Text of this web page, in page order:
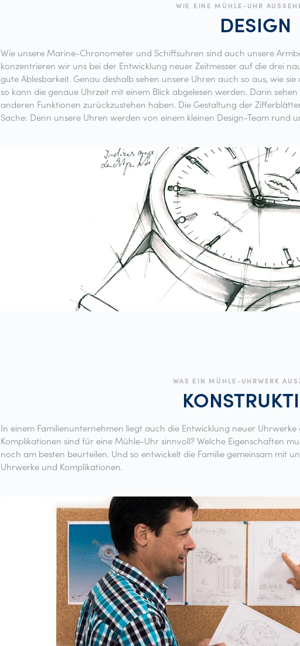
WIE EINE MÜHLE-UHR
DESIGN
Wie unsere Marine-Chronometer und Schiffsuhren sind auch unsere
konzentrieren wir uns bei der Entwicklung neuer Zeitmesser auf die drei
gute Ablesbarkeit. Genau deshalb sehen unsere Uhren auch so aus, wie
so kann die genaue Uhrzeit mit einem Blick abgelesen werden. Darin
anderen Funktionen zurückzustehen haben. Die Gestaltung der
Sache: Denn unsere Uhren werden von einem kleinen Design-Team rund
WAS EIN MÜHLE-UHRWERK
In einem Familienunternehmen liegt auch die Entwicklung neuer
Komplikationen sind für eine Mühle-Uhr sinnvoll? Welche Eigenschaften
noch am besten beurteilen. Und so entwickelt die Familie gemeinsam mit
Uhrwerke und Komplikationen.